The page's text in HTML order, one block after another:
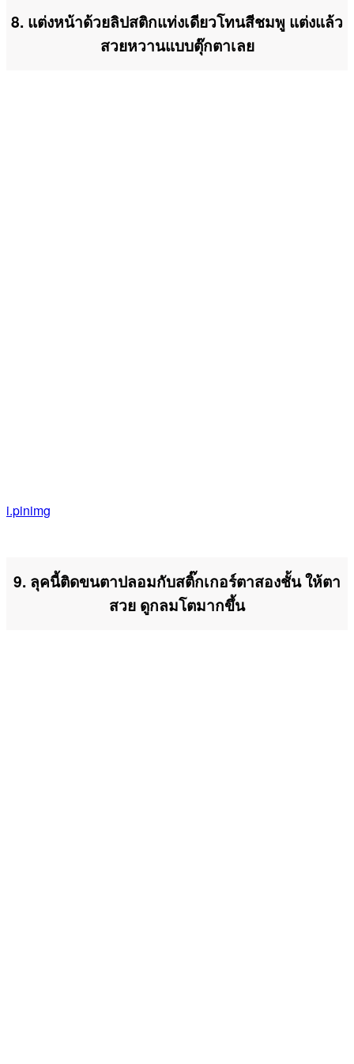
8. แต่งหน้าด้วยลิปสติกแท่งเดียวโทนสีชมพู แต่งแล้ว
สวยหวานแบบตุ๊กตาเลย
i.pinimg
9. ลุคนี้ติดขนตาปลอมกับสติ๊กเกอร์ตาสองชั้น ให้ตา
สวย ดูกลมโตมากขึ้น